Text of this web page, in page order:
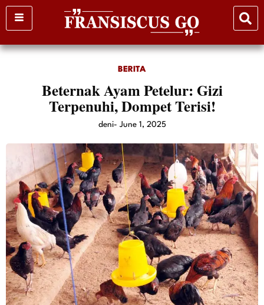
Skip
to
BERITA
Beternak Ayam Petelur: Gizi
Terpenuhi, Dompet Terisi!
deni- June 1, 2025